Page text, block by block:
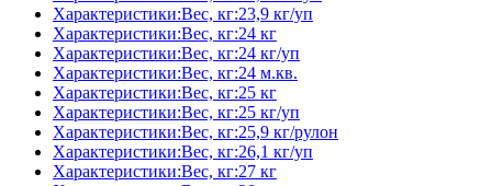
Характеристики:Вес, кг:23,9 кг/уп
Характеристики:Вес, кг:24 кг
Характеристики:Вес, кг:24 кг/уп
Характеристики:Вес, кг:24 м.кв.
Характеристики:Вес, кг:25 кг
Характеристики:Вес, кг:25 кг/уп
Характеристики:Вес, кг:25,9 кг/рулон
Характеристики:Вес, кг:26,1 кг/уп
Характеристики:Вес, кг:27 кг